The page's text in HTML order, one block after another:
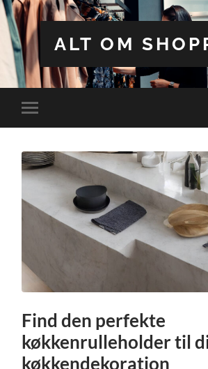
ALT OM
Toggle
mobile
Find den perfekte
køkkenrulleholder til
køkkendekoration